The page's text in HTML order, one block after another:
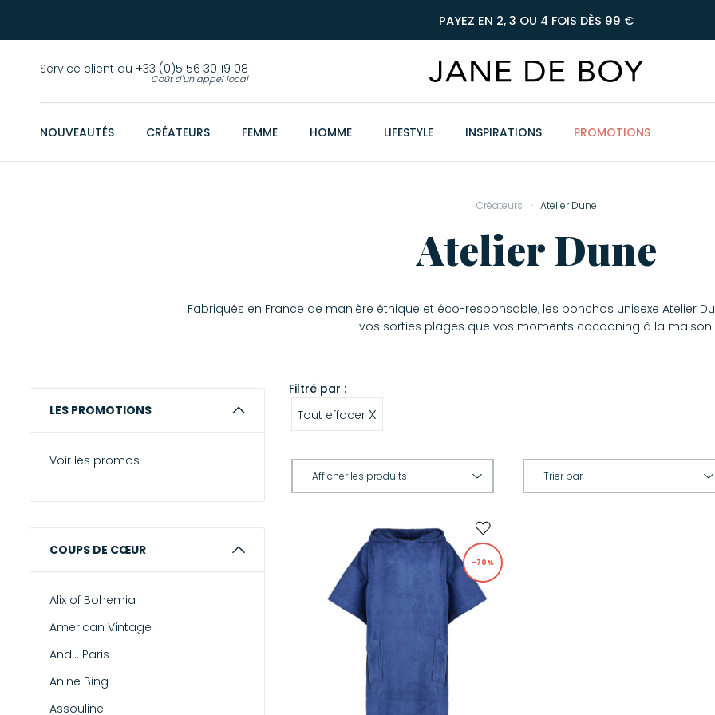
PAYEZ EN 2, 3 OU 4 FOIS DÈS 99 €
Service client au +33 (0)5 56 30 19 08
Coût d'un appel local
NOUVEAUTÉS CRÉATEURS FEMME HOMME LIFESTYLE INSPIRATIONS PROMOTIONS
Créateurs Atelier Dune
Atelier Dune
Fabriqués en France de manière éthique et éco-responsable, les ponchos unisexe Atelier
vos sorties plages que vos moments cocooning à la maison.
LES PROMOTIONS
Voir les promos
COUPS DE CŒUR
Alix of Bohemia
American Vintage
And... Paris
Anine Bing
Assouline
Filtré par :
Tout effacer X
-70%